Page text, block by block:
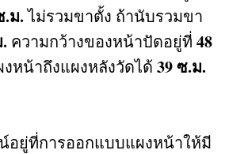
.ม. ไม่รวมขาตั้ง ถ้านับรวมขา
. ความกว้างของหน้าปัดอยู่ที่ 48
หน้าถึงแผงหลังวัดได้ 39ซ.ม.
อยู่ที่การออกแบบแผงหน้าให้มี